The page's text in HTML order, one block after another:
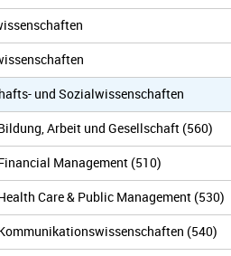
und Sozialwissenschaften
Arbeit und Gesellschaft (560)
Management (510)
Care & Public Management (530)
(540)